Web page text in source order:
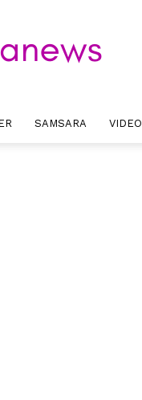
SAMSARA VIDEO